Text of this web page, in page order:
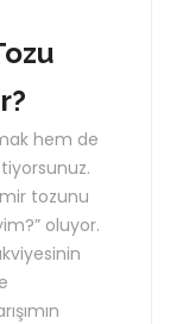
hem de
tozunu
oluyor.